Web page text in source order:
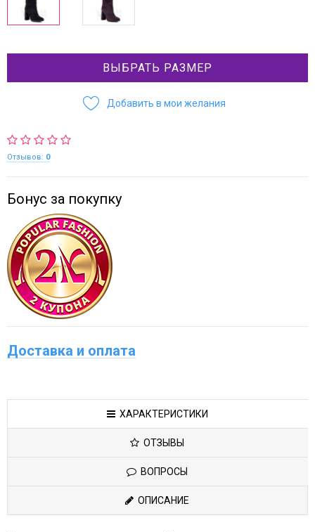
ВЫБРАТЬ РАЗМЕР
Добавить в мои желания
Отзывов: 0
Бонус за покупку
Доставка и оплата
ХАРАКТЕРИСТИКИ
ОТЗЫВЫ
ВОПРОСЫ
ОПИСАНИЕ